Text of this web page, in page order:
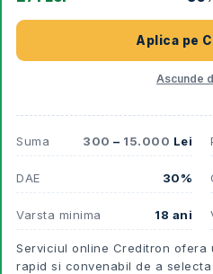
Aplica pe
Ascunde
Suma 300 – 15.000 Lei
DAE 30%
Varsta minima 18 ani
Serviciul online Creditron ofera
rapid si convenabil de a